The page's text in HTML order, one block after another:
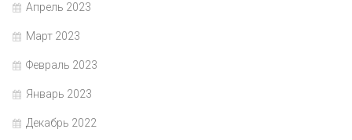
Апрель 2023
Март 2023
Февраль 2023
Январь 2023
Декабрь 2022